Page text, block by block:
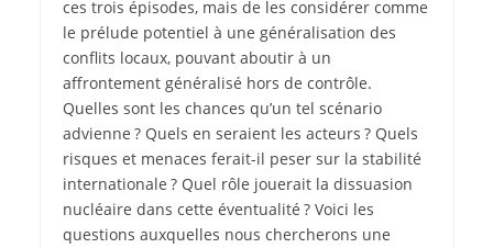
ces trois épisodes, mais de les considérer comme
le prélude potentiel à une généralisation des
conflits locaux, pouvant aboutir à un
affrontement généralisé hors de contrôle.
Quelles sont les chances qu’un tel scénario
advienne ? Quels en seraient les acteurs ? Quels
risques et menaces ferait-il peser sur la stabilité
internationale ? Quel rôle jouerait la dissuasion
nucléaire dans cette éventualité ? Voici les
questions auxquelles nous chercherons une